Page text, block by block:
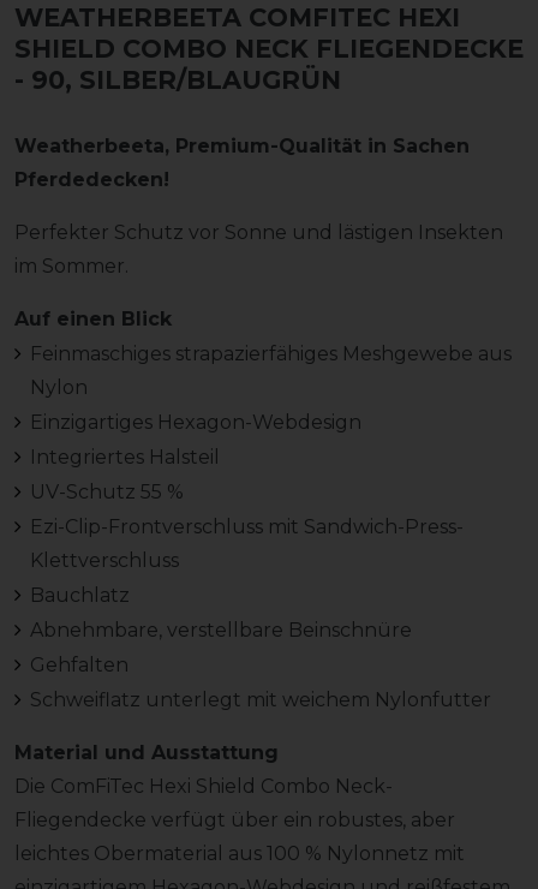
WEATHERBEETA COMFITEC HEXI
SHIELD COMBO NECK FLIEGENDECKE
- 90, SILBER/BLAUGRÜN
Weatherbeeta, Premium-Qualität in Sachen
Pferdedecken!
Perfekter Schutz vor Sonne und lästigen Insekten
im Sommer.
Auf einen Blick
Feinmaschiges strapazierfähiges Meshgewebe aus
Nylon
Einzigartiges Hexagon-Webdesign
Integriertes Halsteil
UV-Schutz 55 %
Ezi-Clip-Frontverschluss mit Sandwich-Press-
Klettverschluss
Bauchlatz
Abnehmbare, verstellbare Beinschnüre
Gehfalten
Schweiflatz unterlegt mit weichem Nylonfutter
Material und Ausstattung
Die ComFiTec Hexi Shield Combo Neck-
Fliegendecke verfügt über ein robustes, aber
leichtes Obermaterial aus 100 % Nylonnetz mit